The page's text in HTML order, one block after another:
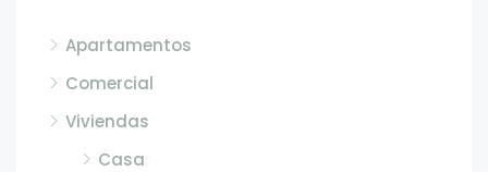
Apartamentos
Comercial
Viviendas
Casa